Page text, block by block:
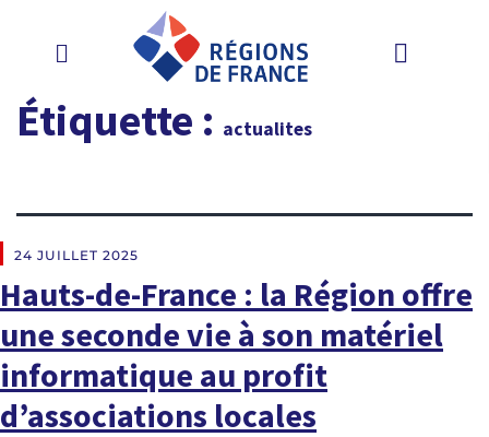
Étiquette : actualites
24 JUILLET 2025
Hauts-de-France : la Région offre
une seconde vie à son matériel
informatique au profit
d’associations locales